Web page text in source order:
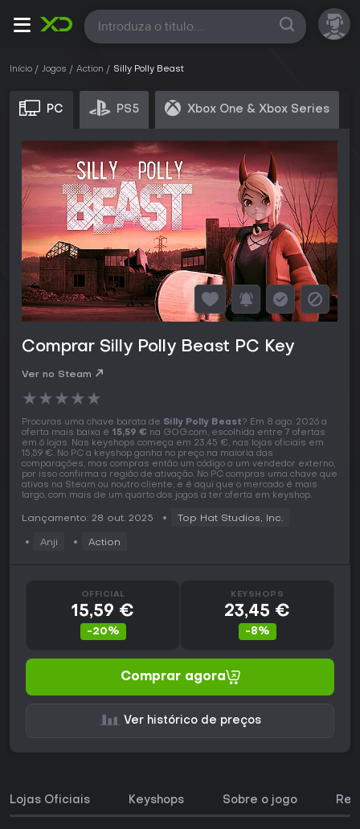
Todas
Início Jogos Action Silly Polly Beast
PC PS5 Xbox One & Xbox Series
Comprar Silly Polly Beast PC Key
Ver no Steam
★★★★★
Procuras uma chave barata de Silly Polly Beast? Em 8 ago. 2026 a
oferta mais baixa é 15,59 € na GOG.com, escolhida entre 7 ofertas
em 6 lojas. Nas keyshops começa em 23,45 €, nas lojas oficiais em
15,59 €. No PC a keyshop ganha no preço na maioria das
comparações, mas compras então um código a um vendedor externo,
por isso confirma a região de ativação. No PC compras uma chave que
ativas na Steam ou noutro cliente, e é aqui que o mercado é mais
largo, com mais de um quarto dos jogos a ter oferta em keyshop.
Lançamento: 28 out. 2025 Top Hat Studios, Inc.
Anji Action
OFFICIAL
15,59 €
-20%
KEYSHOPS
23,45 €
-8%
Comprar agora
Ver histórico de preços
Lojas Oficiais Keyshops Sobre o jogo